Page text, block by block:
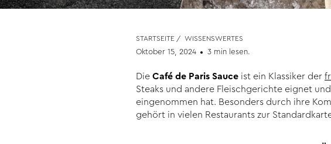
STARTSEITE / WISSENSWERTES
Oktober 15, 2024 3 min lesen.
Die Café de Paris Sauce ist ein Klassiker der
Steaks und andere Fleischgerichte eignet
eingenommen hat. Besonders durch ihre
gehört in vielen Restaurants zur